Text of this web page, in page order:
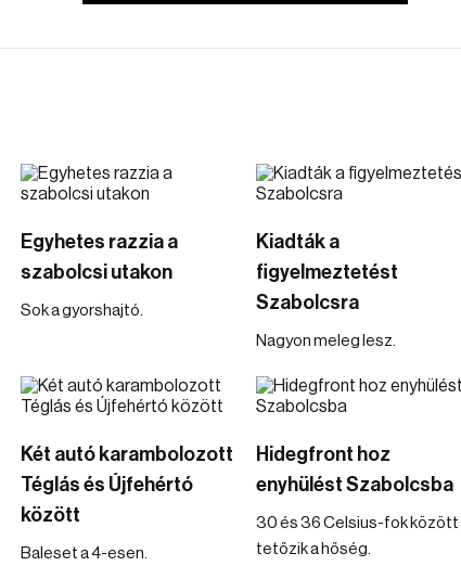
Egyhetes razzia a
szabolcsi utakon
Sok a gyorshajtó.
Kiadták a
figyelmeztetést
Szabolcsra
Nagyon meleg lesz.
Két autó karambolozott
Téglás és Újfehértó
között
Baleset a 4-esen.
Hidegfront hoz
enyhülést Szabolcsba
30 és 36 Celsius-fok között
tetőzik a hőség.